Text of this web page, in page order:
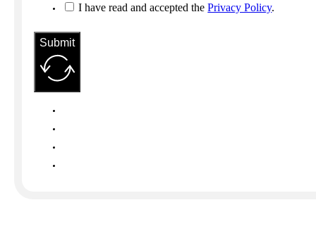
I have read and accepted thePrivacy Policy.
Submit